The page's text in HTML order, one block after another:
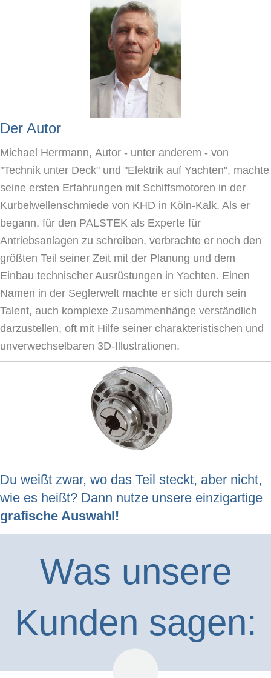
Der Autor
Michael Herrmann, Autor - unter anderem - von
"Technik unter Deck" und "Elektrik auf Yachten", machte
seine ersten Erfahrungen mit Schiffsmotoren in der
Kurbelwellenschmiede von KHD in Köln-Kalk. Als er
begann, für den PALSTEK als Experte für
Antriebsanlagen zu schreiben, verbrachte er noch den
größten Teil seiner Zeit mit der Planung und dem
Einbau technischer Ausrüstungen in Yachten. Einen
Namen in der Seglerwelt machte er sich durch sein
Talent, auch komplexe Zusammenhänge verständlich
darzustellen, oft mit Hilfe seiner charakteristischen und
unverwechselbaren 3D-Illustrationen.
Du weißt zwar, wo das Teil steckt, aber nicht,
wie es heißt? Dann nutze unsere einzigartige
grafische Auswahl!
Was unsere
Kunden sagen: